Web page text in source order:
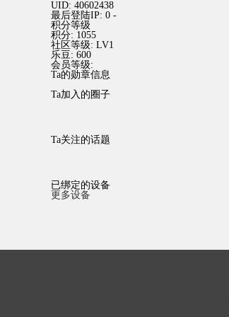
UID: 40602438
最后登陆IP: 0 -
积分等级
积分: 1055
社区等级: LV1
乐豆: 600
会员等级:
Ta的勋章信息
Ta加入的圈子
Ta关注的话题
已绑定的设备
更多设备